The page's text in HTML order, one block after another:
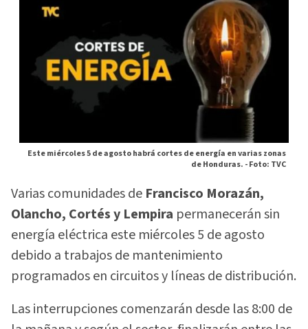
Este miércoles 5 de agosto habrá cortes de energía en varias zonas
de Honduras. -Foto: TVC
Varias comunidades de Francisco Morazán,
Olancho, Cortés y Lempira permanecerán sin
energía eléctrica este miércoles 5 de agosto
debido a trabajos de mantenimiento
programados en circuitos y líneas de distribución.
Las interrupciones comenzarán desde las 8:00 de